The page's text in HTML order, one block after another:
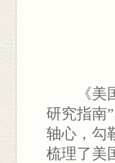
《
研究指南
轴心，勾
梳理了美